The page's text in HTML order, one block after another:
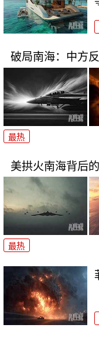
破局南海：中方
最热
美拱火南海背后
最热